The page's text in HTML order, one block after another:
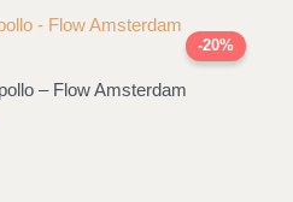
-20%
– Flow Amsterdam
129,00 lei.